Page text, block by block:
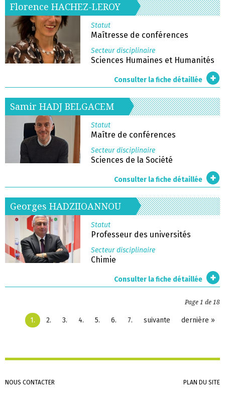
Florence HACHEZ-LEROY
Statut
Maîtresse de conférences
Secteur disciplinaire
Sciences Humaines et Humanités
Consulter la fiche détaillée
Samir HADJ BELGACEM
Statut
Maître de conférences
Secteur disciplinaire
Sciences de la Société
Consulter la fiche détaillée
Georges HADZIIOANNOU
Statut
Professeur des universités
Secteur disciplinaire
Chimie
Consulter la fiche détaillée
Page 1 de 18
1 2 3 4 5 6 7 suivante dernière »
au
NOUS CONTACTER PLAN DU SITE